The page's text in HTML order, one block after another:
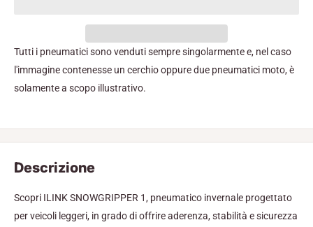
Tutti i pneumatici sono venduti sempre singolarmente e, nel caso
l'immagine contenesse un cerchio oppure due pneumatici moto, è
solamente a scopo illustrativo.
Descrizione
Scopri ILINK SNOWGRIPPER 1, pneumatico invernale progettato
per veicoli leggeri, in grado di offrire aderenza, stabilità e sicurezza